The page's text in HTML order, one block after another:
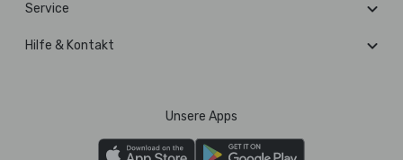
Service
Hilfe & Kontakt
Unsere Apps